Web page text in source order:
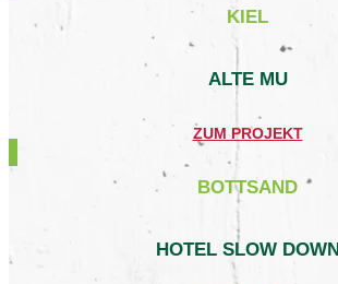
KIEL
ALTE MU
ZUM PROJEKT
BOTTSAND
HOTEL SLOW DOWN